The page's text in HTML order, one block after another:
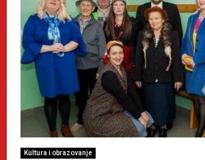
Kultura i obrazovanje